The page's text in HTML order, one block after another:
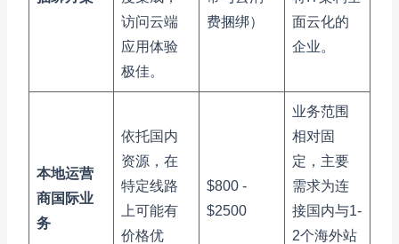
访问云端
应用体验
极佳。
费捆绑）
面云化的
企业。
本地运营
商国际业
务
依托国内
资源，在
特定线路
上可能有
价格优
$800 -
$2500
业务范围
相对固
定，主要
需求为连
接国内与1-
2个海外站